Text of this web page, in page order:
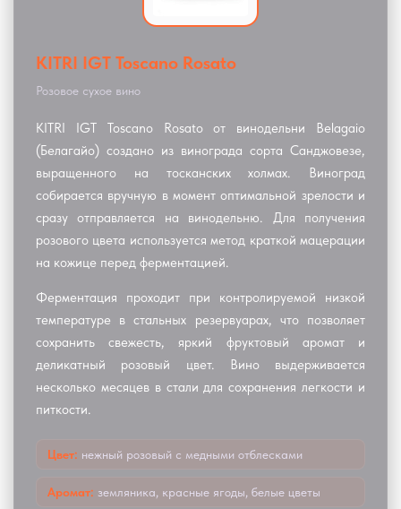
KITRI IGT Toscano Rosato
Розовое сухое вино
KITRI IGT Toscano Rosato от винодельни Belagaio
(Белагайо) создано из винограда сорта Санджовезе,
выращенного на тосканских холмах. Виноград
собирается вручную в момент оптимальной зрелости и
сразу отправляется на винодельню. Для получения
розового цвета используется метод краткой мацерации
на кожице перед ферментацией.
Ферментация проходит при контролируемой низкой
температуре в стальных резервуарах, что позволяет
сохранить свежесть, яркий фруктовый аромат и
деликатный розовый цвет. Вино выдерживается
несколько месяцев в стали для сохранения легкости и
питкости.
Цвет: нежный розовый с медными отблесками
Аромат: земляника, красные ягоды, белые цветы